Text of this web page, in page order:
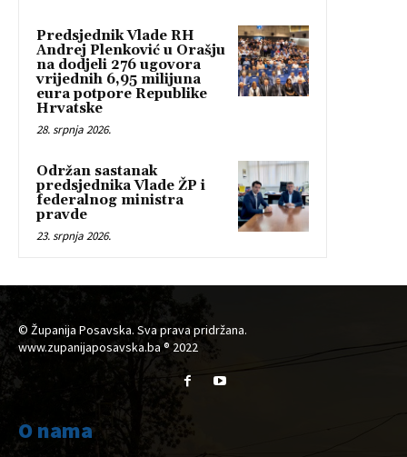
Predsjednik Vlade RH
Andrej Plenković u Orašju
na dodjeli 276 ugovora
vrijednih 6,95 milijuna
eura potpore Republike
Hrvatske
28. srpnja 2026.
Održan sastanak
predsjednika Vlade ŽP i
federalnog ministra
pravde
23. srpnja 2026.
© Županija Posavska. Sva prava pridržana.
www.zupanijaposavska.ba ® 2022
O nama